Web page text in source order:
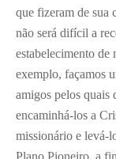
que fizeram de sua
não será difícil a
estabelecimento de
exemplo, façamos
amigos pelos quais
encaminhá-los a
missionário e levá-